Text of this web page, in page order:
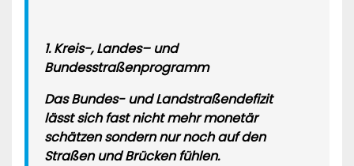
1. Kreis-, Landes– und
Bundesstraßenprogramm
Das Bundes- und Landstraßendefizit
lässt sich fast nicht mehr monetär
schätzen sondern nur noch auf den
Straßen und Brücken fühlen.